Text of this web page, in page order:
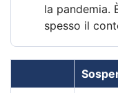
la pandemia.
spesso il